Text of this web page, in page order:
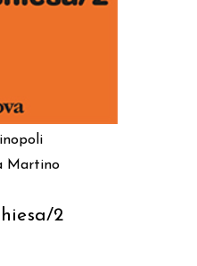
Martino
2